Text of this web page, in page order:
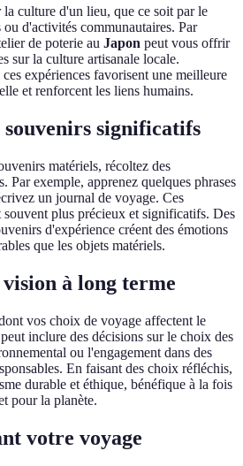
culture d'un lieu, que ce soit par le
d'activités communautaires. Par
de poterie au Japon peut vous offrir
sur la culture artisanale locale.
expériences favorisent une meilleure
et renforcent les liens humains.
significatifs
matériels, récoltez des
Par exemple, apprenez quelques phrases
un journal de voyage. Ces
souvent plus précieux et significatifs. Des
d'expérience créent des émotions
que les objets matériels.
à long terme
vos choix de voyage affectent le
inclure des décisions sur le choix des
ou l'engagement dans des
En faisant des choix réfléchis,
durable et éthique, bénéfique à la fois
pour la planète.
votre voyage